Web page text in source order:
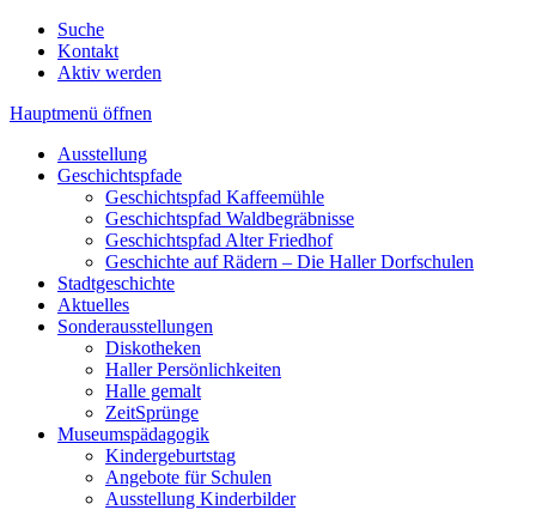
Suche
Kontakt
Aktiv werden
Hauptmenü öffnen
Ausstellung
Geschichtspfade
Geschichtspfad Kaffeemühle
Geschichtspfad Waldbegräbnisse
Geschichtspfad Alter Friedhof
Geschichte auf Rädern – Die Haller Dorfschulen
Stadtgeschichte
Aktuelles
Sonderausstellungen
Diskotheken
Haller Persönlichkeiten
Halle gemalt
ZeitSprünge
Museumspädagogik
Kindergeburtstag
Angebote für Schulen
Ausstellung Kinderbilder